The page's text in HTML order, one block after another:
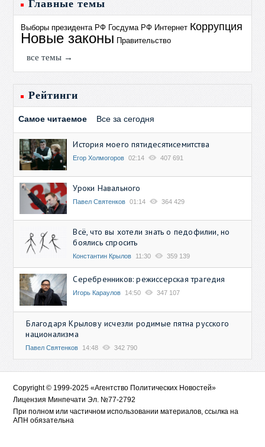
Главные темы
Выборы президента РФ Госдума РФ Интернет Коррупция
Новые законы Правительство
все темы →
Рейтинги
Самое читаемое Все за сегодня
История моего пятидесятисемитства
Егор Холмогоров 02:14 407 691
Уроки Навального
Павел Святенков 01:14 364 429
Всё, что вы хотели знать о педофилии, но
боялись спросить
Константин Крылов 11:30 359 139
Серебренников: режиссерская трагедия
Игорь Караулов 14:50 347 107
Благодаря Крылову исчезли родимые пятна русского
национализма
Павел Святенков 14:48 342 790
Copyright © 1999-2025 «Агентство Политических Новостей»
Лицензия Минпечати Эл. №77-2792
При полном или частичном использовании материалов, ссылка на
АПН обязательна